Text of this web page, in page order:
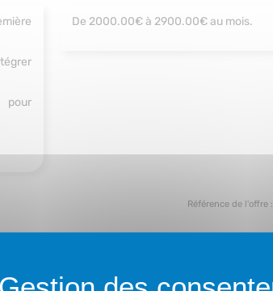
pour
De 2000.00€ à 2900.00€ au mois.
Référence de l'offre :
Postuler à l'offre